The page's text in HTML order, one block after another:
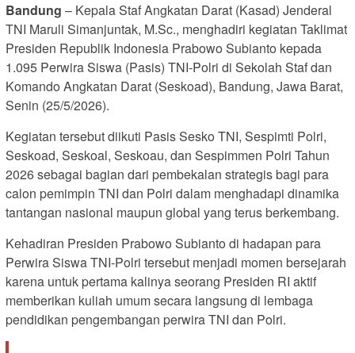
Bandung – Kepala Staf Angkatan Darat (Kasad) Jenderal
TNI Maruli Simanjuntak, M.Sc., menghadiri kegiatan Taklimat
Presiden Republik Indonesia Prabowo Subianto kepada
1.095 Perwira Siswa (Pasis) TNI-Polri di Sekolah Staf dan
Komando Angkatan Darat (Seskoad), Bandung, Jawa Barat,
Senin (25/5/2026).
Kegiatan tersebut diikuti Pasis Sesko TNI, Sespimti Polri,
Seskoad, Seskoal, Seskoau, dan Sespimmen Polri Tahun
2026 sebagai bagian dari pembekalan strategis bagi para
calon pemimpin TNI dan Polri dalam menghadapi dinamika
tantangan nasional maupun global yang terus berkembang.
Kehadiran Presiden Prabowo Subianto di hadapan para
Perwira Siswa TNI-Polri tersebut menjadi momen bersejarah
karena untuk pertama kalinya seorang Presiden RI aktif
memberikan kuliah umum secara langsung di lembaga
pendidikan pengembangan perwira TNI dan Polri.